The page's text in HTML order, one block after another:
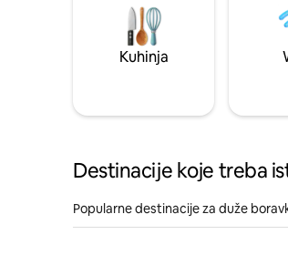
Kuhinja
Destinacije koje treba
Popularne destinacije za duže